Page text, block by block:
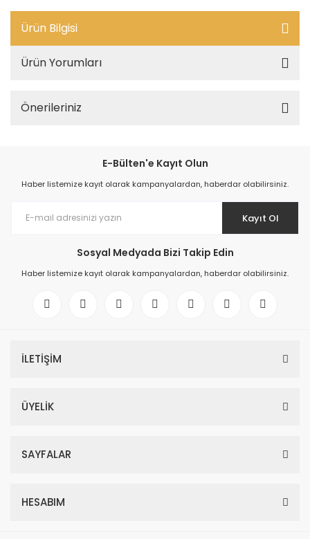
Ürün Bilgisi
Ürün Yorumları
Önerileriniz
E-Bülten'e Kayıt Olun
Haber listemize kayıt olarak kampanyalardan, haberdar olabilirsiniz.
Kayıt Ol
Sosyal Medyada Bizi Takip Edin
Haber listemize kayıt olarak kampanyalardan, haberdar olabilirsiniz.
İLETİŞİM
ÜYELİK
SAYFALAR
HESABIM